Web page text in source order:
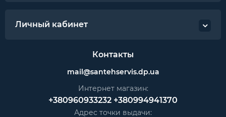
Личный кабинет
Контакты
mail@santehservis.dp.ua
Интернет магазин:
+380960933232 +380994941370
Адрес точки выдачи: